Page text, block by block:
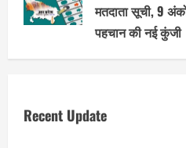
मतदाता सूची, 9
पहचान की नई कुंजी
Recent Update